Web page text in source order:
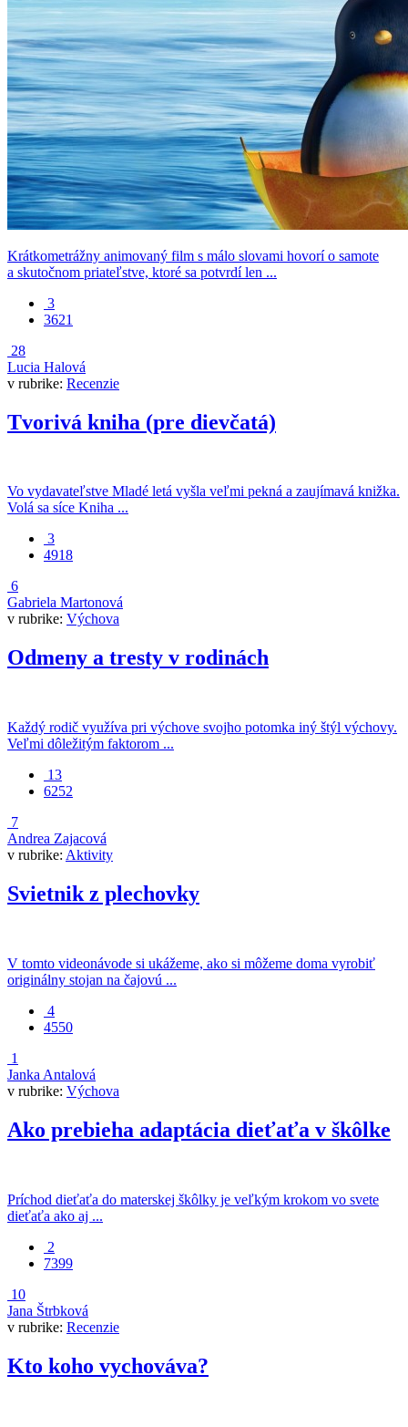
Krátkometrážny animovaný film s málo slovami hovorí o samote
a skutočnom priateľstve, ktoré sa potvrdí len ...
3
3621
28
Lucia Halová
v rubrike: Recenzie
Tvorivá kniha (pre dievčatá)
Vo vydavateľstve Mladé letá vyšla veľmi pekná a zaujímavá knižka.
Volá sa síce Kniha ...
3
4918
6
Gabriela Martonová
v rubrike: Výchova
Odmeny a tresty v rodinách
Každý rodič využíva pri výchove svojho potomka iný štýl výchovy.
Veľmi dôležitým faktorom ...
13
6252
7
Andrea Zajacová
v rubrike: Aktivity
Svietnik z plechovky
V tomto videonávode si ukážeme, ako si môžeme doma vyrobiť
originálny stojan na čajovú ...
4
4550
1
Janka Antalová
v rubrike: Výchova
Ako prebieha adaptácia dieťaťa v škôlke
Príchod dieťaťa do materskej škôlky je veľkým krokom vo svete
dieťaťa ako aj ...
2
7399
10
Jana Štrbková
v rubrike: Recenzie
Kto koho vychováva?